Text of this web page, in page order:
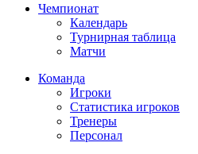
Чемпионат
Календарь
Турнирная таблица
Матчи
Команда
Игроки
Статистика игроков
Тренеры
Персонал